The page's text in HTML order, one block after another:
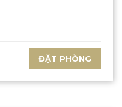
ĐẶT PHÒNG